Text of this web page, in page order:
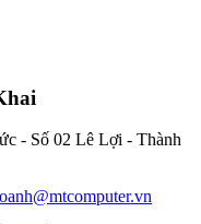
- Số 02 Lê Lợi - Thành